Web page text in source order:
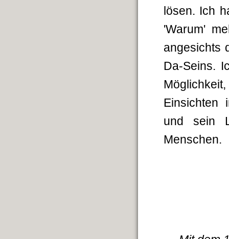
lösen. Ich
'Warum'
angesichts
Da-Seins.
Einsichten
und sein
Menschen.